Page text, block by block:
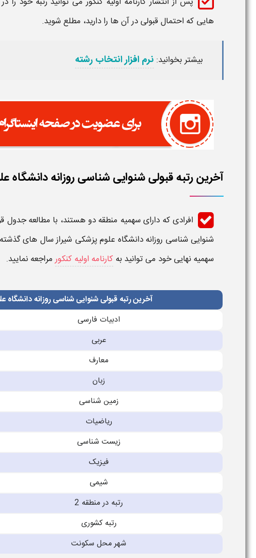
هایی که احتمال قبولی در آن ها را دارید، مطلع شوید.
بیشتر بخوانید: نرم افزار انتخاب رشته
آخرین رتبه قبولی شنوایی شناسی روزانه دانشگاه
افرادی که دارای سهمیه منطقه دو هستند، با مطالعه جدول
شنوایی شناسی روزانه دانشگاه علوم پزشکی شیرازسال های گذشته
سهمیه نهایی خود می توانید به کارنامه اولیه کنکورمراجعه نمایید.
آخرین رتبه قبولی شنوایی شناسی روزانه دانشگاه
ادبیات فارسی
عربی
معارف
زبان
زمین شناسی
ریاضیات
زیست شناسی
فیزیک
شیمی
رتبه در منطقه 2
رتبه کشوری
شهر محل سکونت